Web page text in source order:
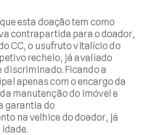
esta doação tem como
contrapartida para o doador,
CC, o usufruto vitalício do
recheio, já avaliado
discriminado. Ficando a
apenas com o encargo da
manutenção do imóvel e
garantia do
na velhice do doador, já
idade.